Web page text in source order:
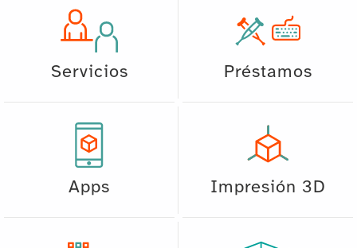
Servicios Préstamos
Apps Impresión 3D